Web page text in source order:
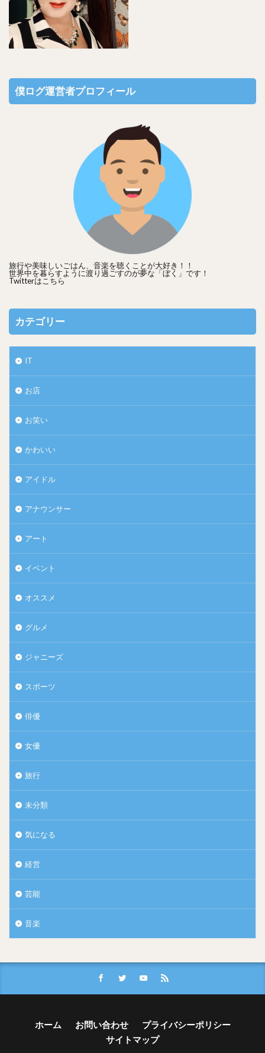
僕ログ運営者プロフィール
旅行や美味しいごはん、音楽を聴くことが大好き！！
世界中を暮らすように渡り過ごすのが夢な「ぼく」です！
Twitterは こちら
カテゴリー
IT
お店
お笑い
かわいい
アイドル
アナウンサー
アート
イベント
オススメ
グルメ
ジャニーズ
スポーツ
俳優
女優
旅行
未分類
気になる
経営
芸能
音楽
ホーム お問い合わせ
プライバシーポリシー
サイトマップ